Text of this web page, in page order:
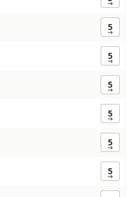
5
5
5
5
5
5